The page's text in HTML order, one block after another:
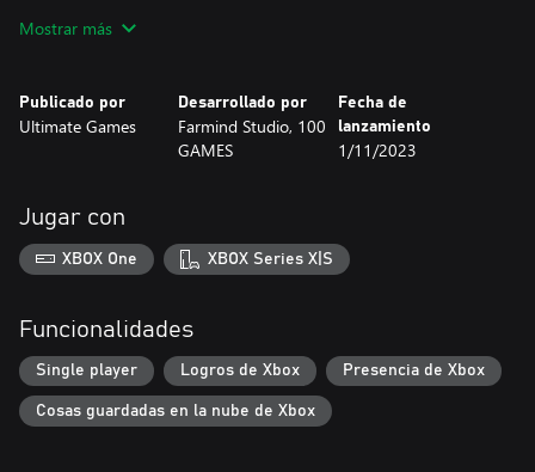
con la misteriosa pandemia.
Mostrar más
Publicado por
Ultimate Games
Desarrollado por
Farmind Studio, 100
GAMES
Fecha de
lanzamiento
1/11/2023
Jugar con
XBOX One XBOX Series X|S
Funcionalidades
Single player Logros de Xbox Presencia de Xbox
Cosas guardadas en la nube de Xbox